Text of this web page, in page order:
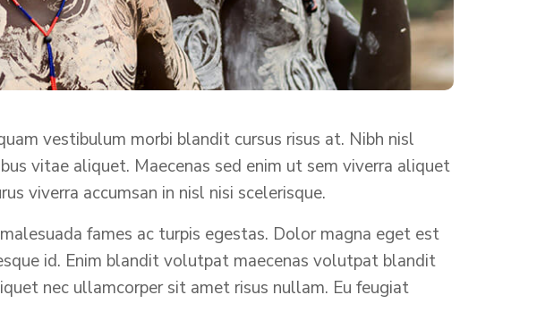
vestibulum morbi blandit cursus risus at. Nibh nisl
vitae aliquet. Maecenas sed enim ut sem viverra aliquet
viverra accumsan in nisl nisi scelerisque.
fames ac turpis egestas. Dolor magna eget est
id. Enim blandit volutpat maecenas volutpat blandit
nec ullamcorper sit amet risus nullam. Eu feugiat